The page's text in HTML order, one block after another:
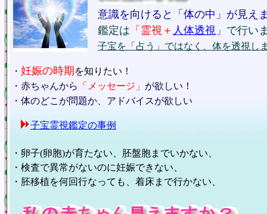
意識を向けると「体の中」が見え
鑑定は 「霊視＋ 人体透視 」で行い
子宝を「占う」ではなく、体を透視し
・ 妊娠の時期 を知りたい！
・ 赤ちゃんから 「メッセージ」 が欲しい！
・ 体のどこが問題か、アドバイスが欲しい
子宝霊視鑑定の事例
・卵子(卵胞)が育たない、胚盤胞までいかない、
・検査で異常がないのに妊娠できない、
・胚移植を何回行なっても、着床まで行かない、